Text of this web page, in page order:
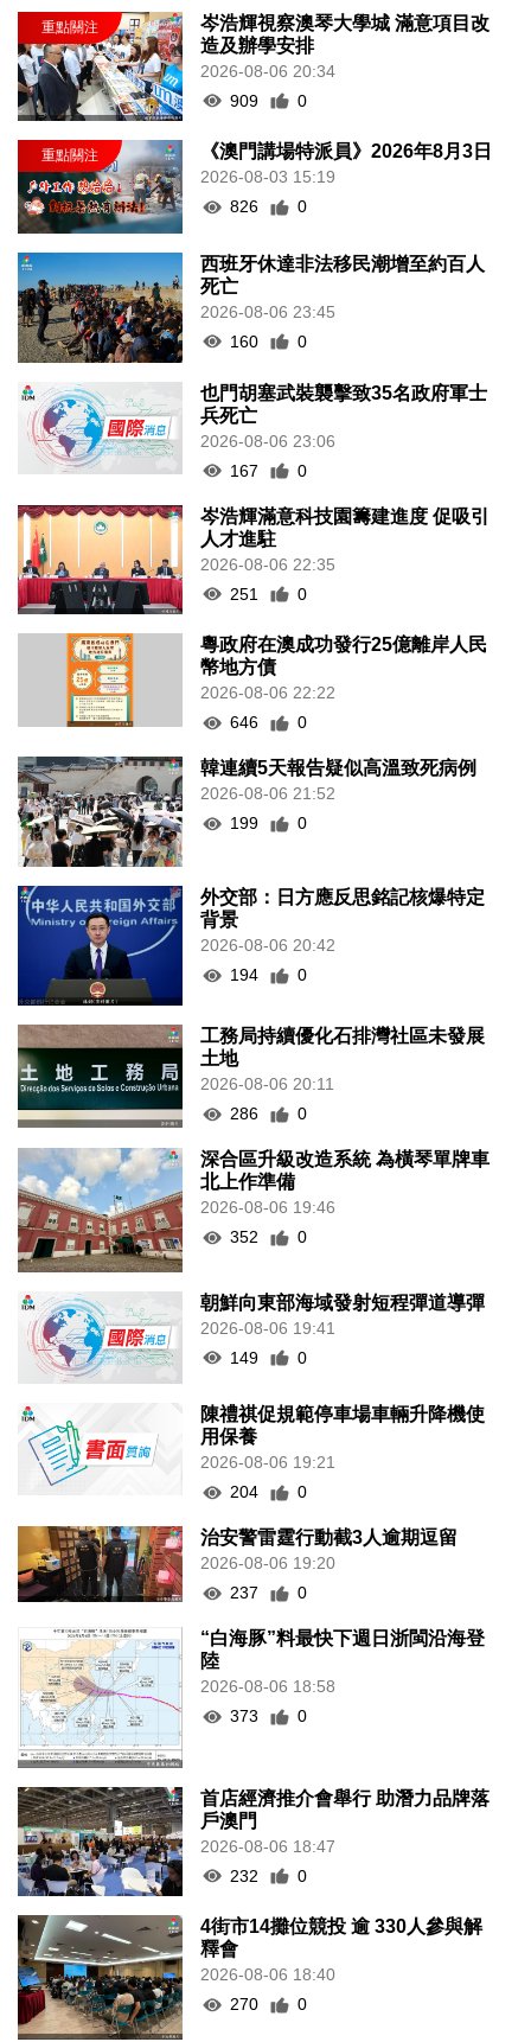
岑浩輝視察澳琴大學城 滿意項目改
造及辦學安排
2026-08-06 20:34
909
0
《澳門講場特派員》2026年8月3日
2026-08-03 15:19
826
0
西班牙休達非法移民潮增至約百人
死亡
2026-08-06 23:45
160
0
也門胡塞武裝襲擊致35名政府軍士
兵死亡
2026-08-06 23:06
167
0
岑浩輝滿意科技園籌建進度 促吸引
人才進駐
2026-08-06 22:35
251
0
粵政府在澳成功發行25億離岸人民
幣地方債
2026-08-06 22:22
646
0
韓連續5天報告疑似高溫致死病例
2026-08-06 21:52
199
0
外交部：日方應反思銘記核爆特定
背景
2026-08-06 20:42
194
0
工務局持續優化石排灣社區未發展
土地
2026-08-06 20:11
286
0
深合區升級改造系統 為橫琴單牌車
北上作準備
2026-08-06 19:46
352
0
朝鮮向東部海域發射短程彈道導彈
2026-08-06 19:41
149
0
陳禮祺促規範停車場車輛升降機使
用保養
2026-08-06 19:21
204
0
治安警雷霆行動截3人逾期逗留
2026-08-06 19:20
237
0
“白海豚”料最快下週日浙閩沿海登
陸
2026-08-06 18:58
373
0
首店經濟推介會舉行 助潛力品牌落
戶澳門
2026-08-06 18:47
232
0
4街市14攤位競投 逾 330人參與解
釋會
2026-08-06 18:40
270
0